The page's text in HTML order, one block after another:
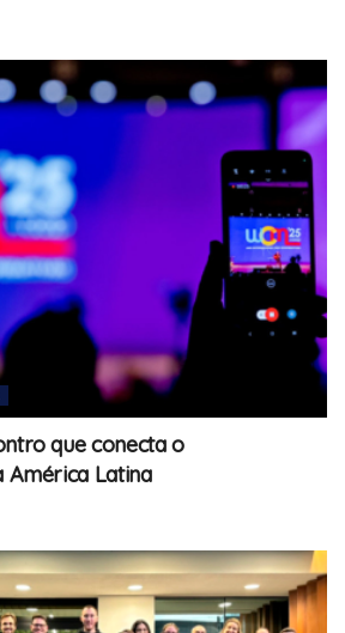
que conecta o
Latina